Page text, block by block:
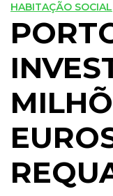
HABITAÇÃO SOCIAL